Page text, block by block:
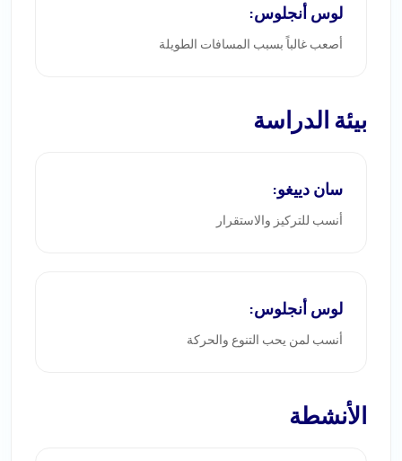
لوس أنجلوس:
أصعب غالباً بسبب المسافات الطويلة
بيئة الدراسة
سان دييغو:
أنسب للتركيز والاستقرار
لوس أنجلوس:
أنسب لمن يحب التنوع والحركة
الأنشطة